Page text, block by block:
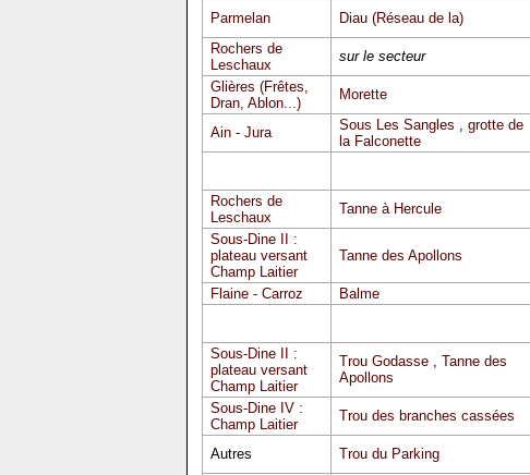
Parmelan Diau (Réseau de la)
Rochers de
Leschaux
sur le secteur
Glières (Frêtes,
Dran, Ablon...)
Morette
Ain - Jura Sous Les Sangles , grotte de
la Falconette
Rochers de
Leschaux
Tanne à Hercule
Sous-Dine II :
plateau versant
Champ Laitier
Tanne des Apollons
Flaine - Carroz Balme
Sous-Dine II :
plateau versant
Champ Laitier
Trou Godasse, Tanne des
Apollons
Sous-Dine IV :
Champ Laitier
Trou des branches cassées
Autres Trou du Parking